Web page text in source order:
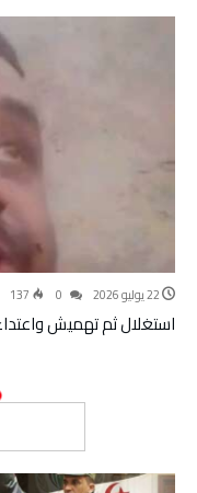
22 يوليو 2026 137
استغلال ثم تهميش